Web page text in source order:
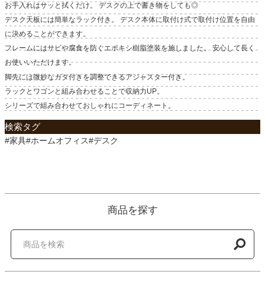
お手入れはサッと拭くだけ。 デスクの上で書き物をしても◎
デスク天板には簡単なラック付き。 デスク本体に取付け式で取付け位置を自由
に決めることができます。
フレームにはサビや腐食を防ぐエポキシ樹脂塗装を施しました。 安心して長く
お使いいただけます。
脚先には微妙なガタ付きを調整できるアジャスター付き。
ラックとワゴンと組み合わせることで収納力UP。
シリーズで組み合わせておしゃれにコーディネート。
検索タグ
#家具#ホームオフィス#デスク
商品を探す